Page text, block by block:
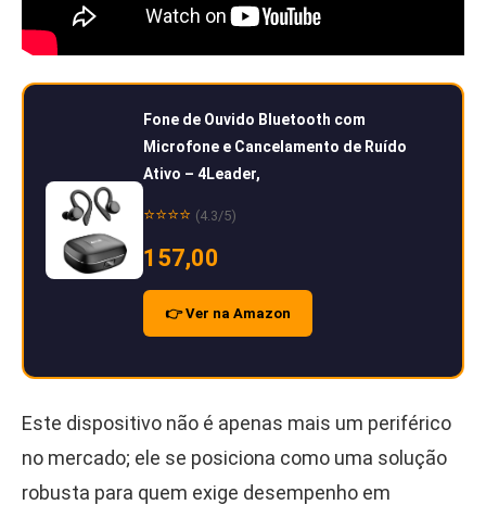
Fone de Ouvido Bluetooth com
Microfone e Cancelamento de Ruído
Ativo – 4Leader,
⭐⭐⭐⭐ (4.3/5)
157,00
👉 Ver na Amazon
Este dispositivo não é apenas mais um periférico
no mercado; ele se posiciona como uma solução
robusta para quem exige desempenho em